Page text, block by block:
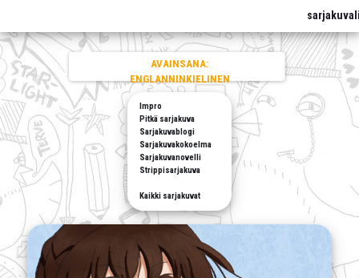
AVAINSANA:
ENGLANNINKIELINEN
Impro
Pitkä sarjakuva
Sarjakuvablogi
Sarjakuvakokoelma
Sarjakuvanovelli
Strippisarjakuva
Kaikki sarjakuvat